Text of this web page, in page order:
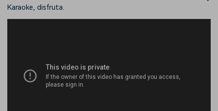
Karaoke, disfruta.